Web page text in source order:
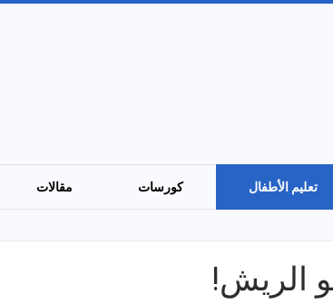
تعليم الأطفال كورسات مقالات
الريش!